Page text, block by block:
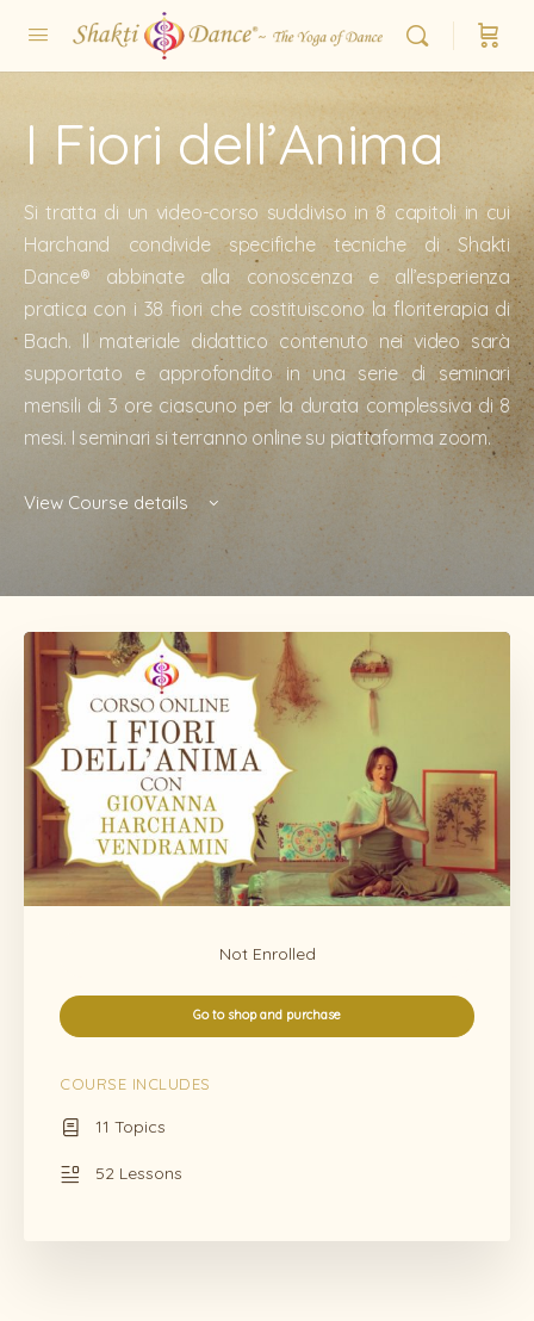
I Fiori dell’Anima
Si tratta di un video-corso suddiviso in 8 capitoli in cui
Harchand condivide specifiche tecniche di Shakti
Dance® abbinate alla conoscenza e all’esperienza
pratica con i 38 fiori che costituiscono la floriterapia di
Bach. Il materiale didattico contenuto nei video sarà
supportato e approfondito in una serie di seminari
mensili di 3 ore ciascuno per la durata complessiva di 8
mesi. I seminari si terranno online su piattaforma zoom.
View Course details
Not Enrolled
Go to shop and purchase
COURSE INCLUDES
11 Topics
52 Lessons